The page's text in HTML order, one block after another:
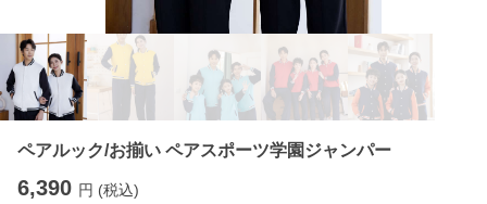
ペアルック/お揃い ペアスポーツ学園ジャンパー
6,390 円 (税込)